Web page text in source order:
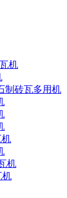
机
制砖瓦多用机
机
机
机